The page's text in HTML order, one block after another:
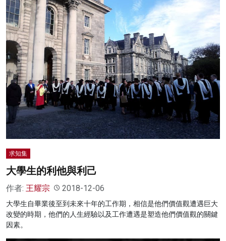
求知集
大學生的利他與利己
作者: 王耀宗 2018-12-06
大學生自畢業後至到未來十年的工作期，相信是他們價值觀遭遇巨大
改變的時期，他們的人生經驗以及工作遭遇是塑造他們價值觀的關鍵
因素。